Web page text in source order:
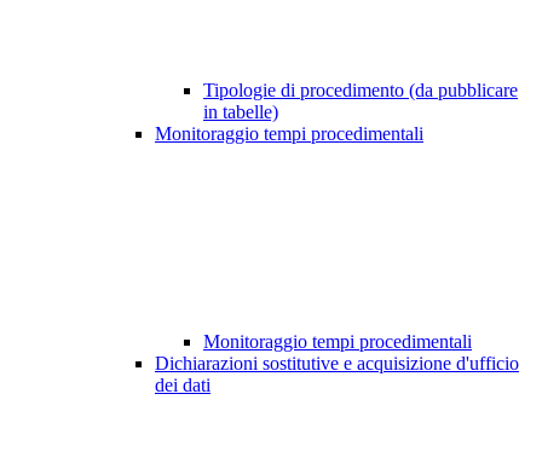
Tipologie di procedimento (da pubblicare
in tabelle)
Monitoraggio tempi procedimentali
Monitoraggio tempi procedimentali
Dichiarazioni sostitutive e acquisizione d'ufficio
dei dati